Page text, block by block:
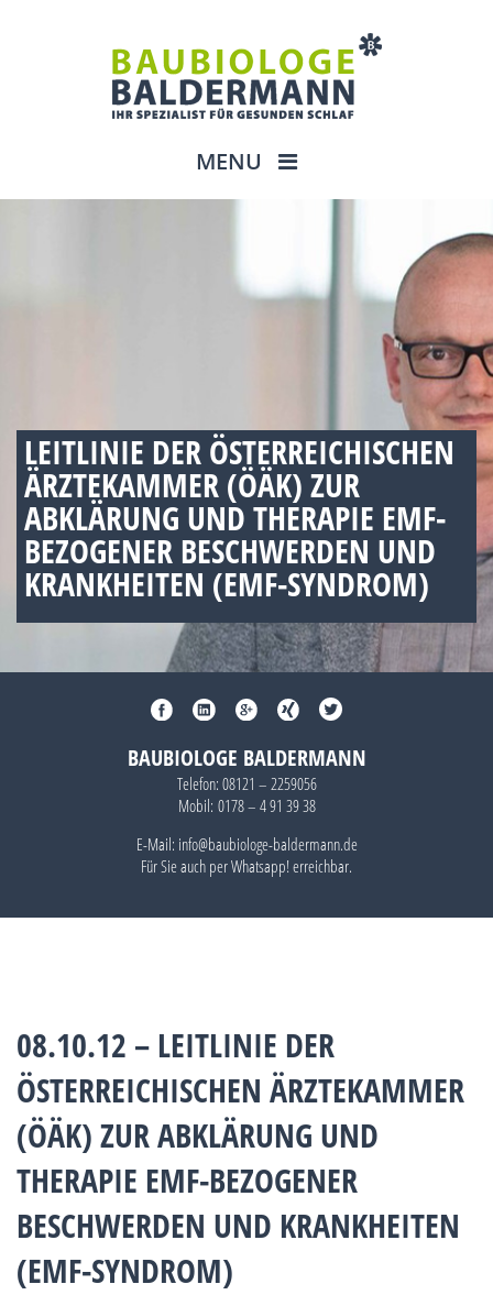
MENU
LEITLINIE DER ÖSTERREICHISCHEN
ÄRZTEKAMMER (ÖÄK) ZUR
ABKLÄRUNG UND THERAPIE EMF-
BEZOGENER BESCHWERDEN UND
KRANKHEITEN (EMF-SYNDROM)
BAUBIOLOGE BALDERMANN
Telefon: 08121 – 2259056
Mobil: 0178 – 4 91 39 38
E-Mail: info@baubiologe-baldermann.de
Für Sie auch perWhatsapp!erreichbar.
08.10.12 – LEITLINIE DER
ÖSTERREICHISCHEN ÄRZTEKAMMER
(ÖÄK) ZUR ABKLÄRUNG UND
THERAPIE EMF-BEZOGENER
BESCHWERDEN UND KRANKHEITEN
(EMF-SYNDROM)